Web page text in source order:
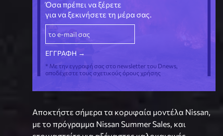
Όσα πρέπει να ξέρετε
για να ξεκινήσετε τη μέρα σας.
* Με την εγγραφή σας στο newsletter του Dnews,
αποδέχεστε τους σχετικούς όρους χρήσης
Αποκτήστε σήμερα τα κορυφαία μοντέλα Nissan,
με το πρόγραμμα Nissan Summer Sales, και